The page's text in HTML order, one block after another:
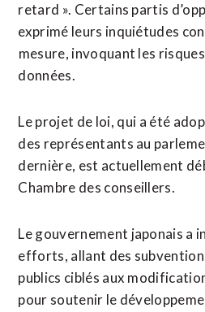
retard ». Certains partis
exprimé leurs inquiétudes
⁠mesure, ‌invoquant les
données.
Le projet de loi, ⁠qui a été
des ​représentants au
dernière, est actuellement
Chambre des conseillers.
Le gouvernement ​japonais a
efforts, allant des
publics ciblés aux
pour soutenir ​le